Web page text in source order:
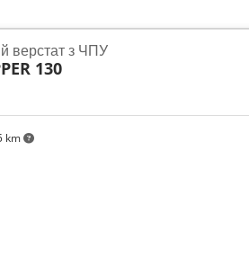
km
верстат з ЧПУ
130